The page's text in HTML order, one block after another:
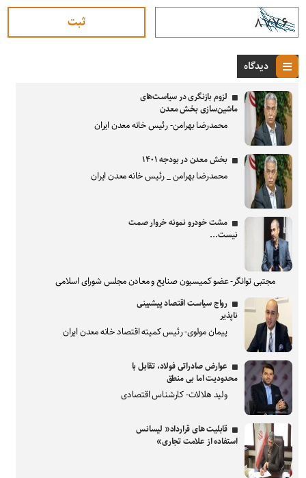
دیدگاه
لزوم بازنگری در سیاست‌های
ماشین‌سازی بخش معدن
محمدرضا بهرامن- رئیس خانه معدن ایران
بخش معدن در بودجه ۱۴۰۱
محمدرضا بهرامن _ رئیس خانه معدن ایران
مشت خودرو نمونه خروار صمت
نیست...
مجتبی توانگر- عضو کمیسیون صنایع و معادن مجلس شورای اسلامی
رواج سیاست اقتصاد پیشبینی
ناپذیر
پیمان مولوی- رئیس کمیته اقتصاد خانه معدن ایران
عوارض صادراتی فولاد، تقابل با
محدودیت اما بی منطق
ولید هلالات- کارشناس اقتصادی
قابلیت های قرارداد« لیسانس
استفاده از علامت تجاری»